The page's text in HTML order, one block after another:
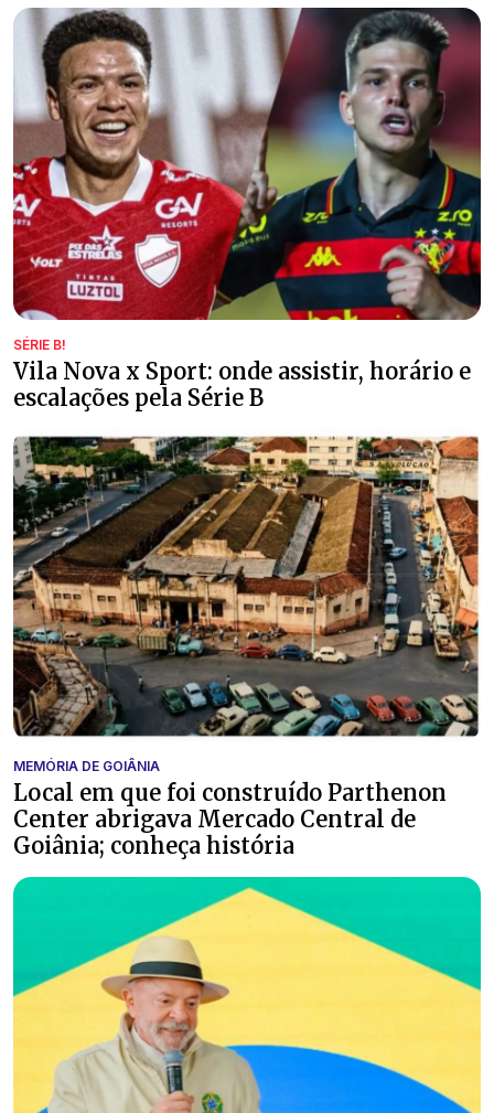
SÉRIE B!
Vila Nova x Sport: onde assistir, horário e
escalações pela Série B
MEMÓRIA DE GOIÂNIA
Local em que foi construído Parthenon
Center abrigava Mercado Central de
Goiânia; conheça história